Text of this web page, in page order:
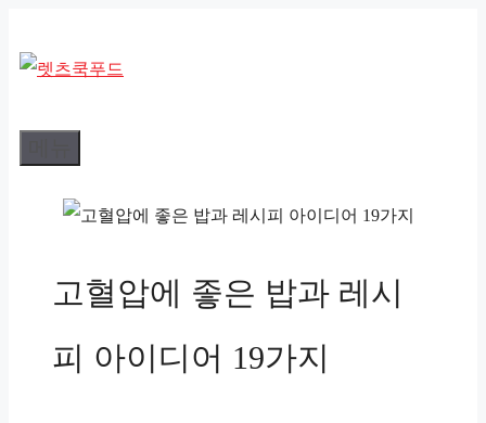
텐
로
건
고혈압에 좋은 밥과 레시
피 아이디어 19가지